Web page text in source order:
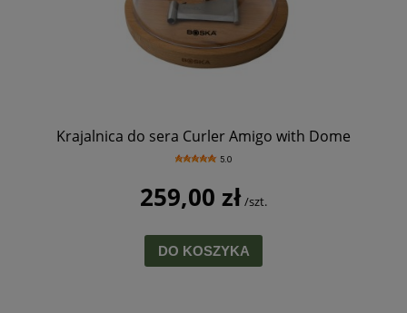
Krajalnica do sera Curler Amigo with Dome
5.0
259,00 zł/szt.
DO KOSZYKA